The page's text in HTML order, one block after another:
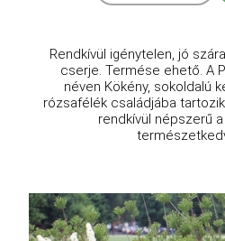
Rendkívül igénytelen, jó
cserje. Termése ehető. A
néven Kökény, sokoldalú
rózsafélék családjába
rendkívül népszerű